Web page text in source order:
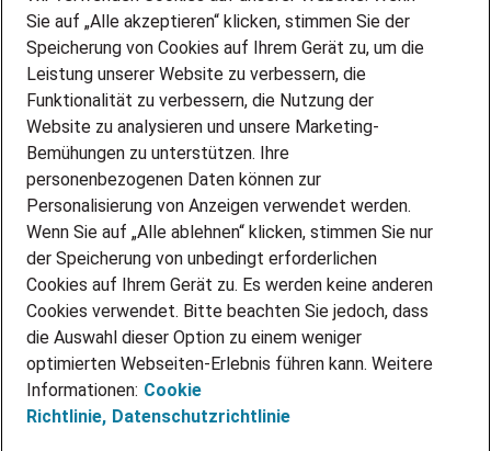
DEINE LEBENSSITUATION
PARTNERSHIP WITH AIRBUS
INITIATIV BEWERBEN
ÜBER UNS
STANDORTE
BLOG
PRESSE
KONTAKT
@Adecco 2026
IMPRESSUM
DATENSCHUTZ
Sie auf „Alle akzeptieren“ klicken, stimmen Sie der
Speicherung von Cookies auf Ihrem Gerät zu, um die
Leistung unserer Website zu verbessern, die
Funktionalität zu verbessern, die Nutzung der
Website zu analysieren und unsere Marketing-
Bemühungen zu unterstützen. Ihre
personenbezogenen Daten können zur
Personalisierung von Anzeigen verwendet werden.
Wenn Sie auf „Alle ablehnen“ klicken, stimmen Sie nur
der Speicherung von unbedingt erforderlichen
Cookies auf Ihrem Gerät zu. Es werden keine anderen
Cookies verwendet. Bitte beachten Sie jedoch, dass
die Auswahl dieser Option zu einem weniger
optimierten Webseiten-Erlebnis führen kann. Weitere
Informationen: Cookie
Richtlinie, Datenschutzrichtlinie